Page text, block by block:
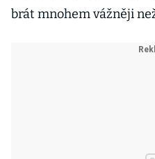
brát mnohem vážněji